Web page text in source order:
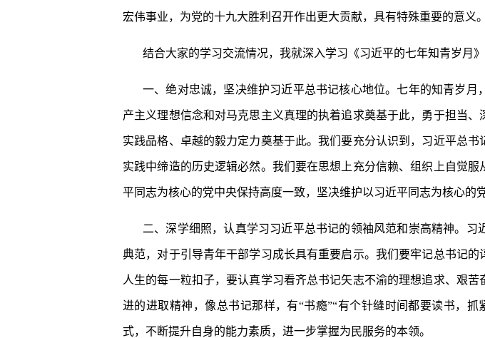
宏伟事业，为党的十九大胜利召开作出更大贡献，具有特殊重要的意义。
结合大家的学习交流情况，我就深入学习《习近平的七年知青岁月
一、绝对忠诚，坚决维护习近平总书记核心地位。七年的知青岁
产主义理想信念和对马克思主义真理的执着追求奠基于此，勇于担当
实践品格、卓越的毅力定力奠基于此。我们要充分认识到，习近平总
实践中缔造的历史逻辑必然。我们要在思想上充分信赖、组织上自觉
平同志为核心的党中央保持高度一致，坚决维护以习近平同志为核心的
二、深学细照，认真学习习近平总书记的领袖风范和崇高精神。
典范，对于引导青年干部学习成长具有重要启示。我们要牢记总书记
人生的每一粒扣子，要认真学习看齐总书记矢志不渝的理想追求、艰
进的进取精神，像总书记那样，有“书瘾”“有个针缝时间都要读书，
式，不断提升自身的能力素质，进一步掌握为民服务的本领。